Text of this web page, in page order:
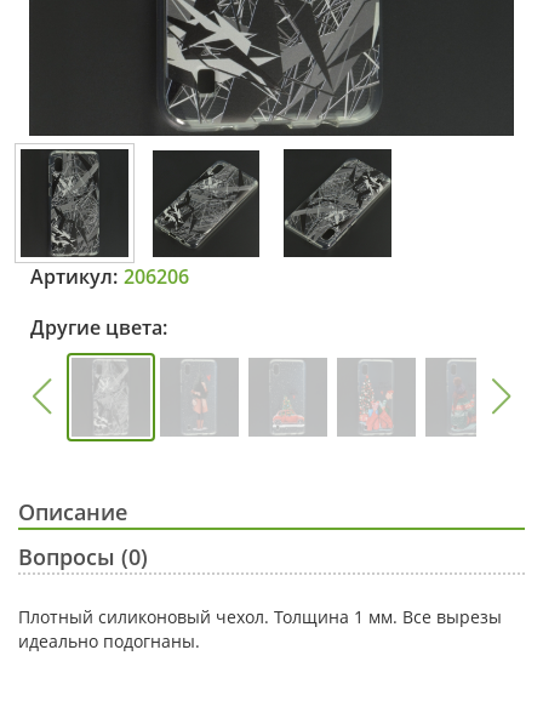
Артикул: 206206
Другие цвета:
Описание
Вопросы (0)
Плотный силиконовый чехол. Толщина 1 мм. Все вырезы
идеально подогнаны.